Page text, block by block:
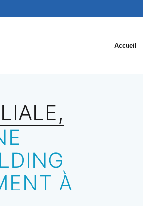
Accueil
À